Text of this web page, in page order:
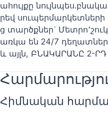
ահույքը
րեվ
ց տարծքներ`
առկա են 24/7
և այլն, ԲՆԱԿԱՐԱՆԸ 2-
Հիմնական